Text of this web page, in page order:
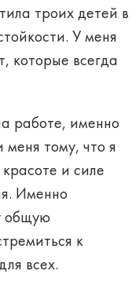
троих детей в
У меня
которые всегда
работе, именно
тому, что я
и силе
Именно
общую
к
всех.